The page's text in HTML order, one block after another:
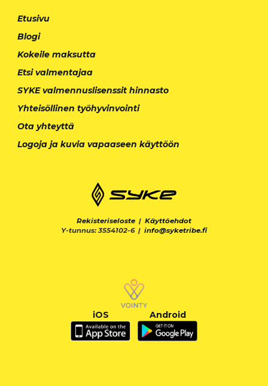
Etusivu
Blogi
Kokeile maksutta
Etsi valmentajaa
SYKE valmennuslisenssit hinnasto
Yhteisöllinen työhyvinvointi
Ota yhteyttä
Logoja ja kuvia vapaaseen käyttöön
Rekisteriseloste | Käyttöehdot
Y-tunnus: 3554102-6 | info@syketribe.fi
iOS Android